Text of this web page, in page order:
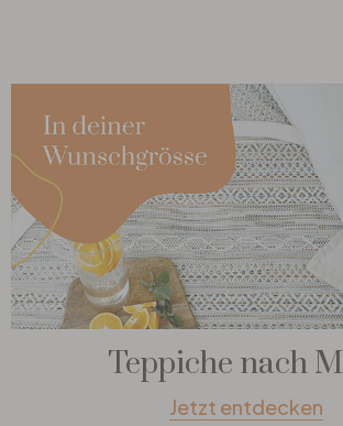
Teppiche nach
Jetzt entdecken